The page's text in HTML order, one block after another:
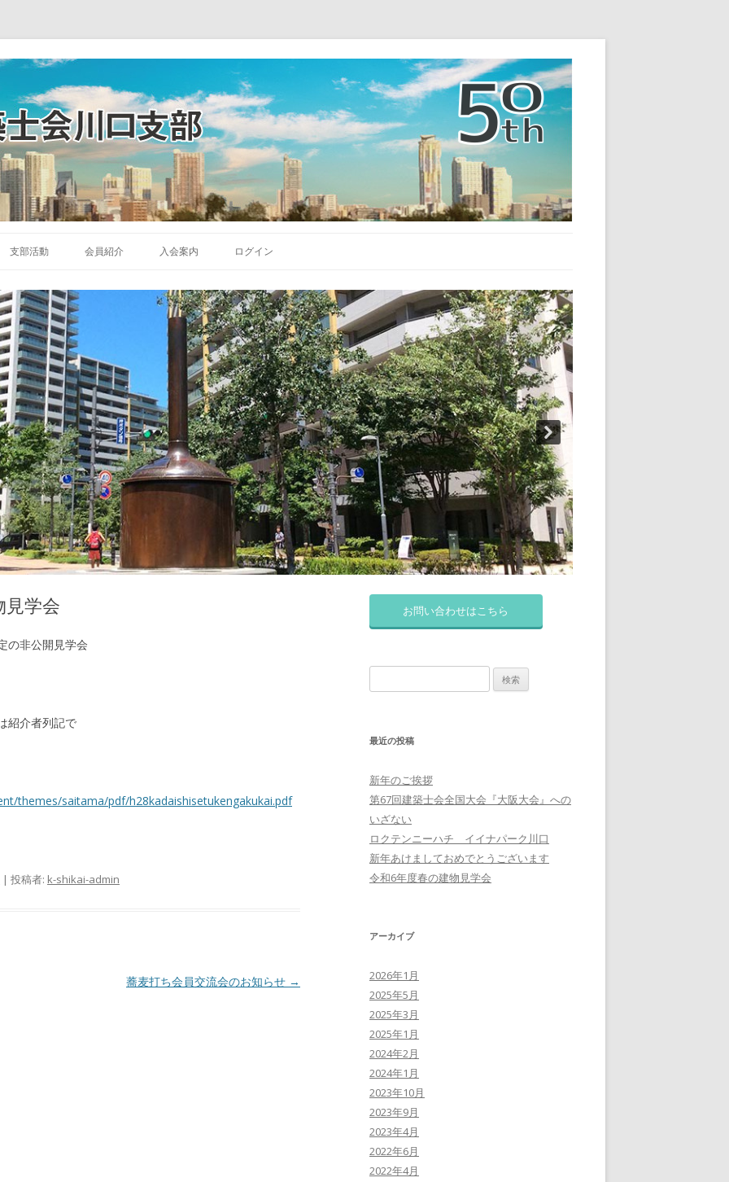
ン
テ
へ
ス
キ
ッ
プ
支部活動 会員紹介 入会案内 ログイン
学会
の非公開見学会
紹介者列記で
themes/saitama/pdf/h28kadaishisetukengakukai.pdf
| 投稿者: k-shikai-admin
蕎麦打ち会員交流会のお知らせ →
お問い合わせはこちら
索:
最近の投稿
新年のご挨拶
第67回建築士会全国大会『大阪大会』への
いざない
ロクテンニーハチ イイナパーク川口
新年あけましておめでとうございます
令和6年度春の建物見学会
アーカイブ
2026年1月
2025年5月
2025年3月
2025年1月
2024年2月
2024年1月
2023年10月
2023年9月
2023年4月
2022年6月
2022年4月